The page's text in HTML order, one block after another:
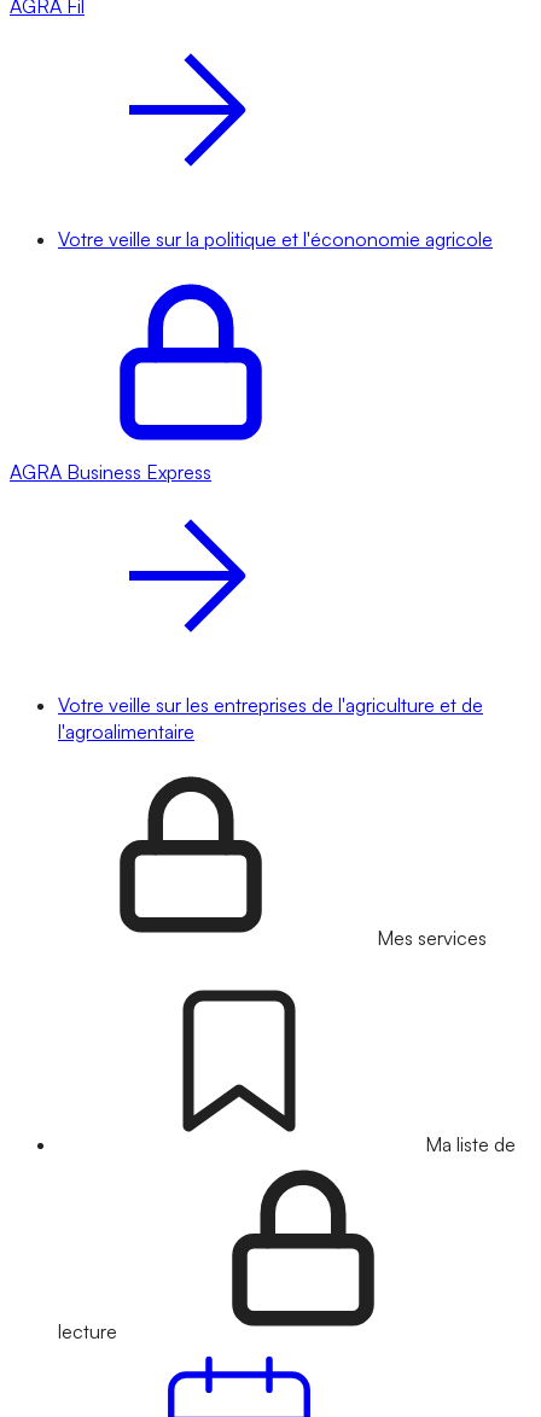
AGRA Fil
Votre veille sur la politique et l'écononomie agricole
AGRA Business Express
Votre veille sur les entreprises de l'agriculture et de
l'agroalimentaire
Mes services
Ma liste de
lecture